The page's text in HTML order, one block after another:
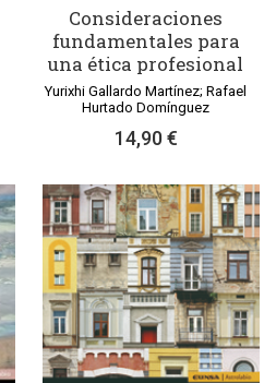
Consideraciones
fundamentales para
una ética profesional
Yurixhi Gallardo Martínez; Rafael
Hurtado Domínguez
14,90 €